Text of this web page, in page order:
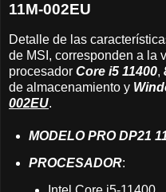
11M-002EU
Detalle de las
de MSI, corresponden a la
procesador Core i5 11400,
de almacenamiento y
002EU.
MODELO PRO DP21
PROCESADOR: